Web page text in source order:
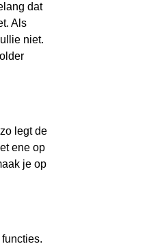
dat
Als
niet.
legt de
ene op
je op